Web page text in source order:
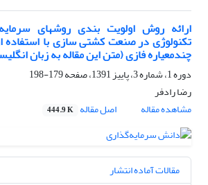
ارائه روش اولویت بندی روشهای
تکنولوژی در صنعت کشتی سازی با
چندمعیاره فازی (متن این مقاله به زبان
دوره 1، شماره 3، پاییز 1391، صفحه
179-198
رضا رادفر
مشاهده مقاله
اصل مقاله 444.9 K
مقالات آماده انتشار